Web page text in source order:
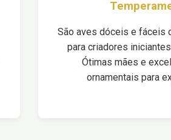
São aves dóceis e fáceis
para criadores
Ótimas mães e
ornamentais para